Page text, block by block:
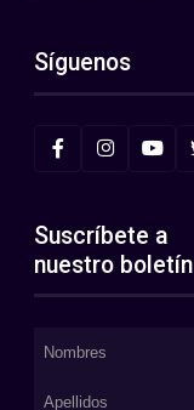
Síguenos
Suscríbete a
nuestro boletín